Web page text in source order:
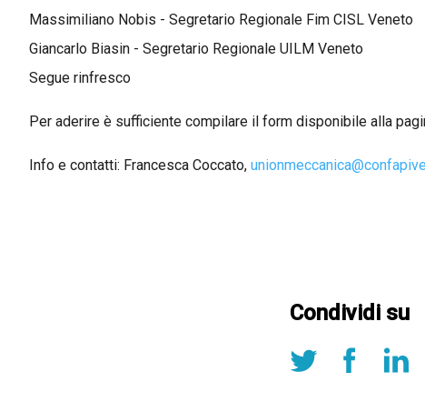
Massimiliano Nobis - Segretario Regionale Fim CISL Veneto
Giancarlo Biasin - Segretario Regionale UILM Veneto
Segue rinfresco
Per aderire è sufficiente compilare il form disponibile alla
Info e contatti: Francesca Coccato,
Condividi su